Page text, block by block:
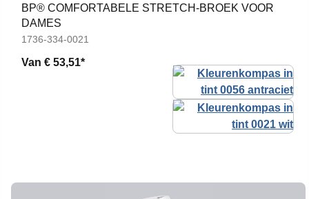
BP® COMFORTABELE STRETCH-BROEK VOOR
DAMES
1736-334-0021
Van € 53,51*